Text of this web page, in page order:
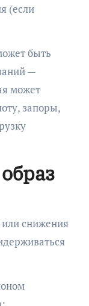
(если
быть
—
может
запоры,
снижения